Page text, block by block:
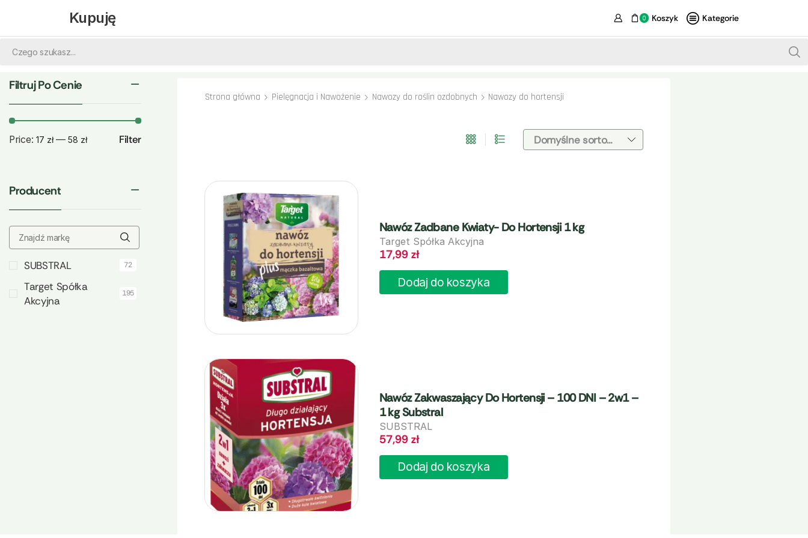
Kupuję 0 Koszyk Kategorie
Filtruj Po Cenie
Filter
Price: 17 zł— 58 zł
Producent
SUBSTRAL 72
Target Spółka
Akcyjna
195
Strona główna Pielęgnacja i Nawożenie Nawozy do roślin ozdobnych Nawozy do hortensji
Nawóz Zadbane Kwiaty- Do Hortensji 1 kg
Target Spółka Akcyjna
17,99 zł
Dodaj do koszyka
Nawóz Zakwaszający Do Hortensji – 100 DNI – 2w1 –
1 kg Substral
SUBSTRAL
57,99 zł
Dodaj do koszyka